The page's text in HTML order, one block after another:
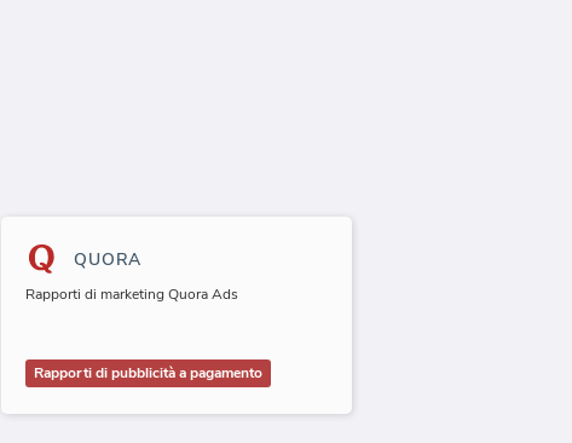
QUORA
Rapporti di marketing Quora Ads
Rapporti di pubblicità a pagamento